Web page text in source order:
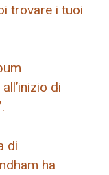
trovare i tuoi
di
di
ha